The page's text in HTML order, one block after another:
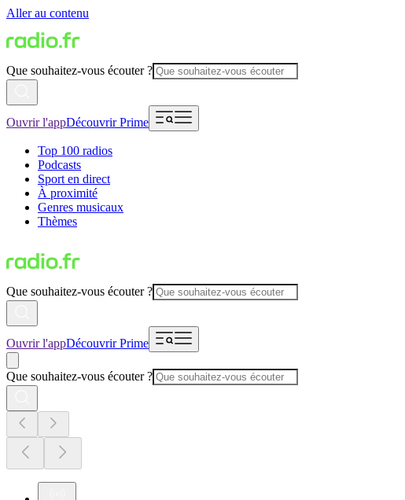
Aller au contenu
Que souhaitez-vous écouter ?
Ouvrir l'appDécouvrir Prime
Top 100 radios
Podcasts
Sport en direct
À proximité
Genres musicaux
Thèmes
Que souhaitez-vous écouter ?
Ouvrir l'appDécouvrir Prime
Que souhaitez-vous écouter ?